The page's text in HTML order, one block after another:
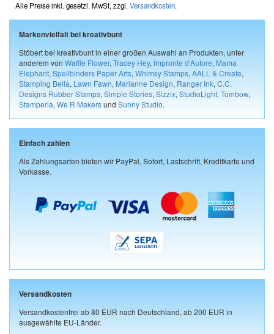
Alle Preise inkl. gesetzl. MwSt, zzgl. Versandkosten.
Markenvielfalt bei kreativbunt
Stöbert bei kreativbunt in einer großen Auswahl an Produkten, unter
anderem von Waffle Flower, Tracey Hey, Impronte d'Autore, Mama
Elephant, Spellbinders Paper Arts, Whimsy Stamps, AALL & Create,
Stamping Bella, Lawn Fawn, Marianne Design, Ranger Ink, C.C.
Designs Rubber Stamps, Simple Stories, Sizzix, StudioLight, Tombow,
Stamperia, We R Makersund Sunny Studio.
Einfach zahlen
Als Zahlungsarten bieten wir PayPal, Sofort, Lastschrift, Kreditkarte und
Vorkasse.
Versandkosten
Versandkostenfrei ab 80 EUR nach Deutschland, ab 200 EUR in
ausgewählte EU-Länder.